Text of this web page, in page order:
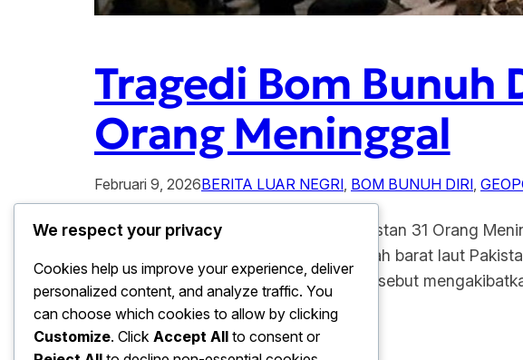
Tragedi Bom Bunuh
Orang Meninggal
Februari 9, 2026BERITA LUAR NEGRI, BOM BUNUH DIRI,
Tragedi Bom Bunuh Diri di Masjid Pakistan 31 Orang
mengguncang sebuah masjid di wilayah barat laut
sedang melaksanakan ibadah salat tersebut
menetapkan…
We respect your privacy
Cookies help us improve your experience, deliver
personalized content, and analyze traffic. You
can choose which cookies to allow by clicking
Customize. Click Accept All to consent or